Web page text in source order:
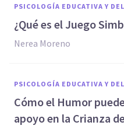
PSICOLOGÍA EDUCATIVA Y
¿Qué es el Juego
Nerea Moreno
PSICOLOGÍA EDUCATIVA Y
Cómo el Humor
apoyo en la Crianza